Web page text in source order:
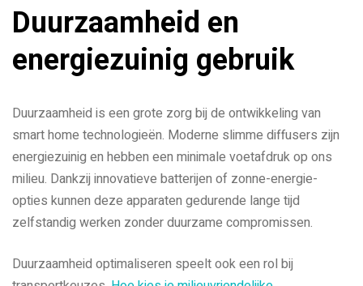
Duurzaamheid en
energiezuinig gebruik
Duurzaamheid is een grote zorg bij de ontwikkeling van
smart home technologieën. Moderne slimme diffusers zijn
energiezuinig en hebben een minimale voetafdruk op ons
milieu. Dankzij innovatieve batterijen of zonne-energie-
opties kunnen deze apparaten gedurende lange tijd
zelfstandig werken zonder duurzame compromissen.
Duurzaamheid optimaliseren speelt ook een rol bij